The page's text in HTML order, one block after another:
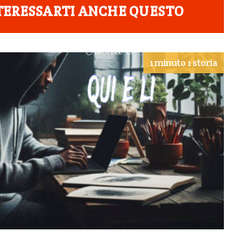
ANCHE QUESTO
1 minuto 1 storia